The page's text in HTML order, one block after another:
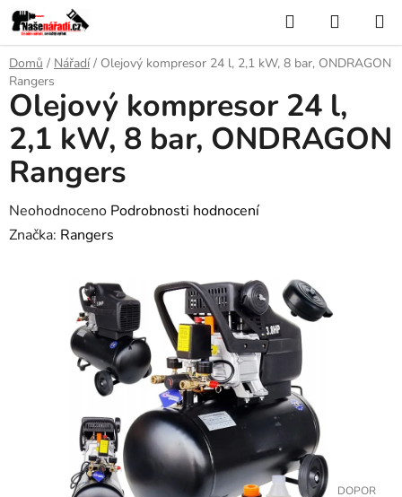
Přejít
na
obsah
Hledat
KOŠÍK
Domů / Nářadí / Olejový kompresor 24 l, 2,1 kW, 8 bar, ONDRAGON
Rangers
Olejový kompresor 24 l,
2,1 kW, 8 bar, ONDRAGON
Rangers
Průměrné
hodnocení
Neohodnoceno Podrobnosti hodnocení
Značka: Rangers